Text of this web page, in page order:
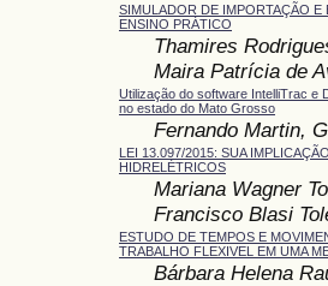
SIMULADOR DE IMPORTAÇÃO E
ENSINO PRÁTICO
Thamires
Maira Patrícia de
Utilização do software IntelliTrac e
no estado do Mato Grosso
Fernando Martin,
LEI 13.097/2015: SUA
HIDRELÉTRICOS
Mariana Wagner
Francisco Blasi
ESTUDO DE TEMPOS E
TRABALHO FLEXIVEL EM UMA
Bárbara Helena